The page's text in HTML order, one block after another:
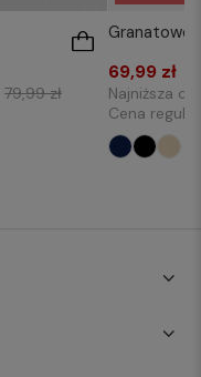
79,99 zł
Granatowe
69,99 zł
Najniższa
Cena